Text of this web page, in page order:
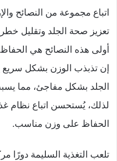
اتباع مجموعة من النصائح
تعزيز صحة الجلد وتقليل
أولى هذه النصائح هي
إن تذبذب الوزن بشكل سريع
الجلد بشكل مفاجئ، مما
لذلك، يُستحسن اتباع نظام
الحفاظ على وزن مناسب.
تلعب التغذية السليمة دورًا